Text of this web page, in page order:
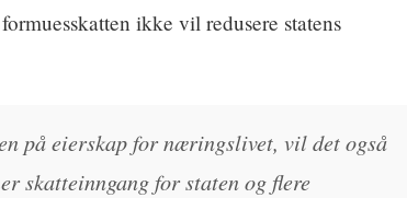
ikke vil redusere statens
på eierskap for næringslivet, vil det også
skatteinngang for staten og flere